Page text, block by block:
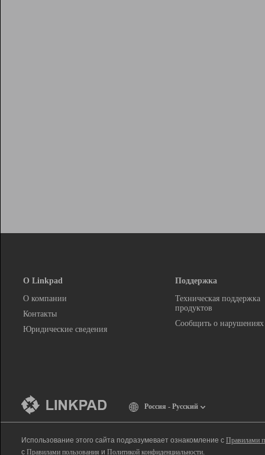
О Linkpad
О компании
Контакты
Юридические сведения
Поддержка
Техническая поддержка
продуктов
Сообщить о нарушениях
Россия - Русский
Использование этого сайта подразумевает ознакомление с Правилами
с Правилами пользования и Политикой конфиденциальности.